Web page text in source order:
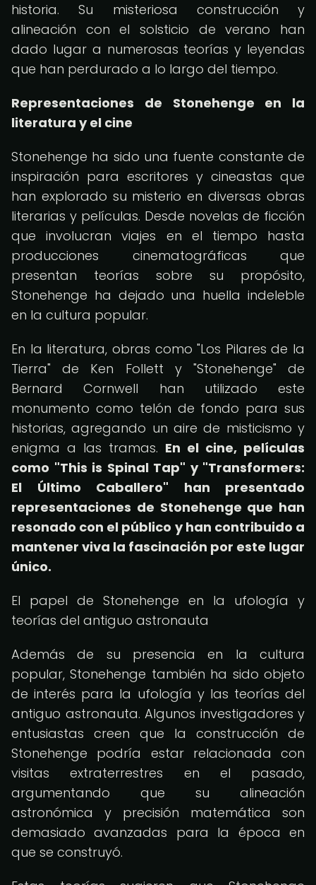
historia. Su misteriosa construcción y
alineación con el solsticio de verano han
dado lugar a numerosas teorías y leyendas
que han perdurado a lo largo del tiempo.
Representaciones de Stonehenge en la
literatura y el cine
Stonehenge ha sido una fuente constante de
inspiración para escritores y cineastas que
han explorado su misterio en diversas obras
literarias y películas. Desde novelas de ficción
que involucran viajes en el tiempo hasta
producciones cinematográficas que
presentan teorías sobre su propósito,
Stonehenge ha dejado una huella indeleble
en la cultura popular.
En la literatura, obras como "Los Pilares de la
Tierra" de Ken Follett y "Stonehenge" de
Bernard Cornwell han utilizado este
monumento como telón de fondo para sus
historias, agregando un aire de misticismo y
enigma a las tramas. En el cine, películas
como "This is Spinal Tap" y "Transformers:
El Último Caballero" han presentado
representaciones de Stonehenge que han
resonado con el público y han contribuido a
mantener viva la fascinación por este lugar
único.
El papel de Stonehenge en la ufología y
teorías del antiguo astronauta
Además de su presencia en la cultura
popular, Stonehenge también ha sido objeto
de interés para la ufología y las teorías del
antiguo astronauta. Algunos investigadores y
entusiastas creen que la construcción de
Stonehenge podría estar relacionada con
visitas extraterrestres en el pasado,
argumentando que su alineación
astronómica y precisión matemática son
demasiado avanzadas para la época en
que se construyó.